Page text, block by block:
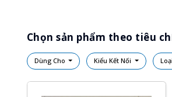
Chọn sản phẩm theo tiêu
Dùng Cho Kiểu Kết Nối